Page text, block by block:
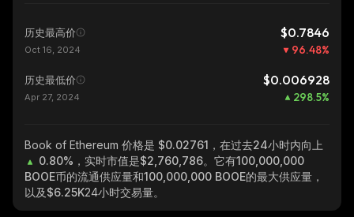
历史最高价 $0.7846
Oct 16, 2024 96.48%
历史最低价 $0.006928
Apr 27, 2024 298.5%
Book of Ethereum 价格是 $0.02761，在过去24小时内向上
0.80% ，实时市值是$2,760,786。它有100,000,000
BOOE币的流通供应量和100,000,000 BOOE的最大供应量，
以及$6.25K24小时交易量。